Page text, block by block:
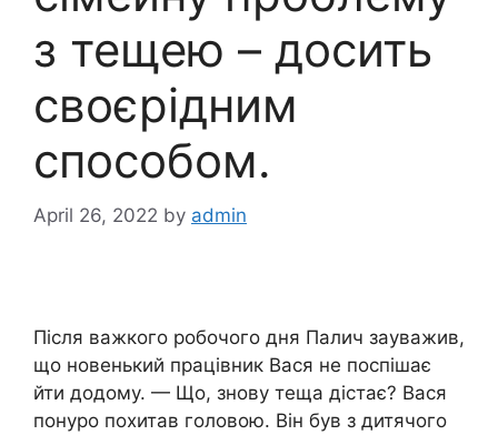
з тещею – досить
своєрідним
способом.
April 26, 2022 by admin
Після важкого робочого дня Палич зауважив,
що новенький працівник Вася не поспішає
йти додому. — Що, знову теща дістає? Вася
понуро похитав головою. Він був з дитячогo